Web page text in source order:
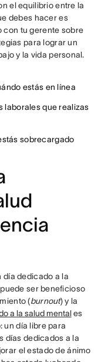
el equilibrio entre la
debes hacer es
con tu gerente sobre
para lograr un
y la vida personal.
estás en línea
laborales que realizas
sobrecargado
día dedicado a la
puede ser beneficioso
(burnout) y la
a la salud mentales
un día libre para
días dedicados a la
el estado de ánimo